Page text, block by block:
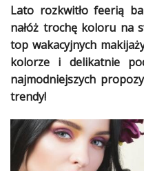
Dziecko
kulinarne
Kobiece
Wyznania
Wnętrza
Fitness
Lato rozkwitło feerią
nałóż trochę koloru na
top wakacyjnych
kolorze i delikatnie
najmodniejszych
trendy!